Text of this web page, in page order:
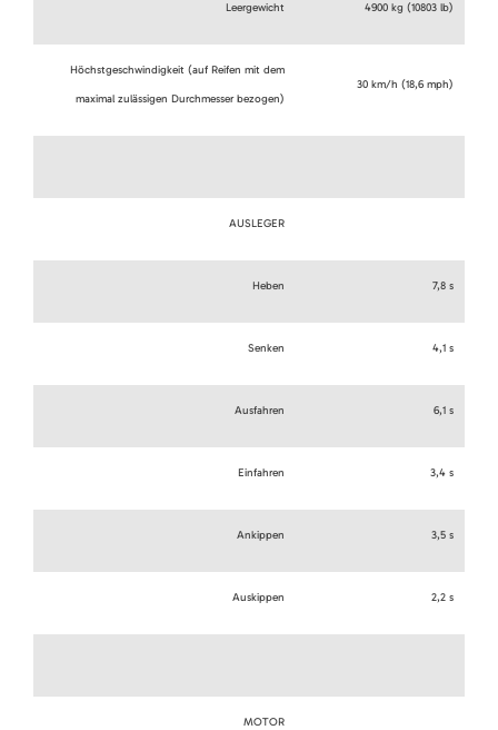
Leergewicht 4900 kg (10803 lb)
Höchstgeschwindigkeit (auf Reifen mit dem
maximal zulässigen Durchmesser bezogen)
30 km/h (18,6 mph)
AUSLEGER
Heben 7,8 s
Senken 4,1 s
Ausfahren 6,1 s
Einfahren 3,4 s
Ankippen 3,5 s
Auskippen 2,2 s
MOTOR